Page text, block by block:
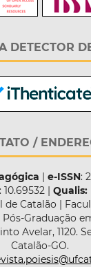
DETECTOR
/
| e-ISSN:
: 10.69532 | Qualis:
de Catalão |
Graduação
Avelar, 1120.
Catalão-GO.